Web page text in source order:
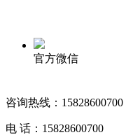
官方微信
咨询热线：15828600700
电 话：15828600700